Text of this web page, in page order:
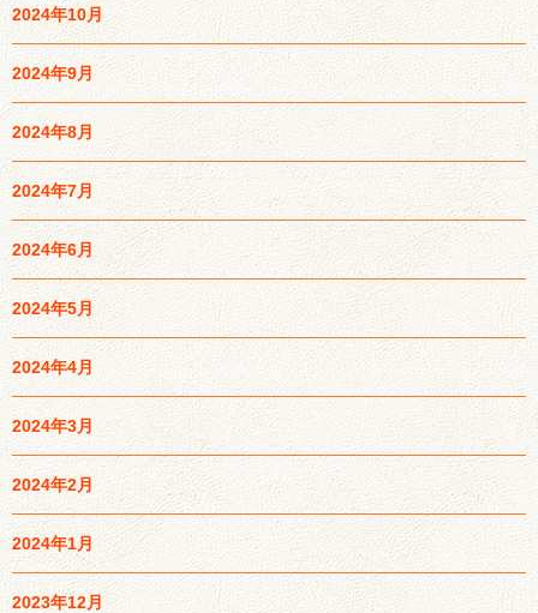
2024年10月
2024年9月
2024年8月
2024年7月
2024年6月
2024年5月
2024年4月
2024年3月
2024年2月
2024年1月
2023年12月